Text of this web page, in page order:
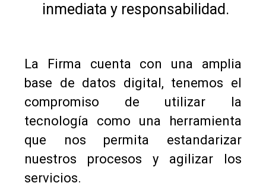
inmediata y responsabilidad.
La Firma cuenta con una amplia
base de datos digital, tenemos el
compromiso de utilizar la
tecnología como una herramienta
que nos permita estandarizar
nuestros procesos y agilizar los
servicios.